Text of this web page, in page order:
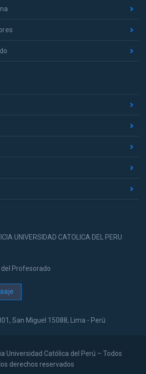
UNIVERSIDAD CATOLICA DEL PERU
Profesorado
San Miguel 15088, Lima - Perú
Universidad Católica del Perú – Todos
los derechos reservados